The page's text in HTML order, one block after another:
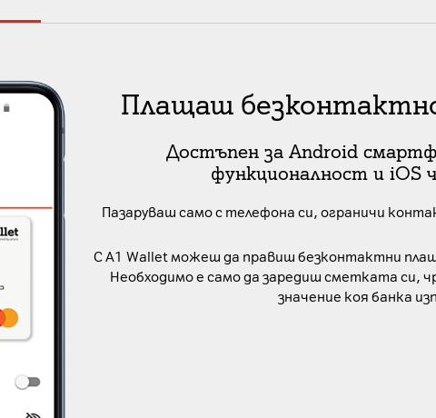
Плащаш
Достъпен за Android
функционалност и iOS
Пазаруваш само с телефона си, ограничи
С A1 Wallet можеш да правиш безконтактни
Необходимо е само да заредиш сметката си,
значение коя банка